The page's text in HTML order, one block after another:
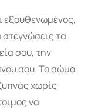
εξουθενωμένος,
τα
σου, την
σου. Το σώμα
χωρίς
να